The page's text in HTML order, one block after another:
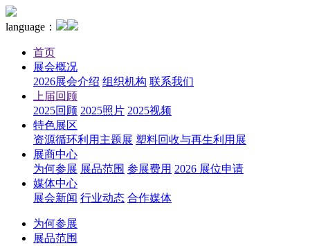
language：
首页
展会概况
2026展会介绍 组织机构 联系我们
上届回顾
2025回顾 2025照片 2025视频
特色展区
资源循环利用主题展 塑料回收与再生利用展
展商中心
为何参展 展品范围 参展费用 2026 展位申请
媒体中心
展会新闻 行业动态 合作媒体
为何参展
展品范围